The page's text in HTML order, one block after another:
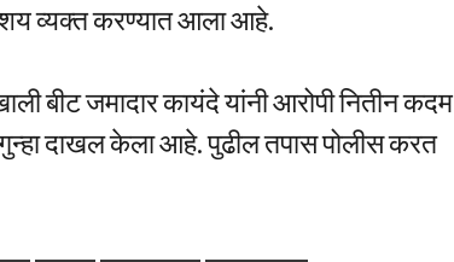
व्यक्त करण्यात आला आहे.
बीट जमादार कायंदे यांनी आरोपी नितीन कदम
दाखल केला आहे. पुढील तपास पोलीस करत